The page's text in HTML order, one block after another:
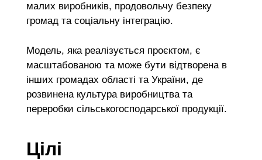
малих виробників, продовольчу безпеку
громад та соціальну інтеграцію.
Модель, яка реалізується проєктом, є
масштабованою та може бути відтворена в
інших громадах області та України, де
розвинена культура виробництва та
переробки сільськогосподарської продукції.
Цілі